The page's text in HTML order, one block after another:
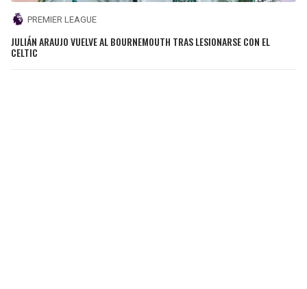
PREMIER LEAGUE
JULIÁN ARAUJO VUELVE AL BOURNEMOUTH TRAS LESIONARSE CON EL
CELTIC